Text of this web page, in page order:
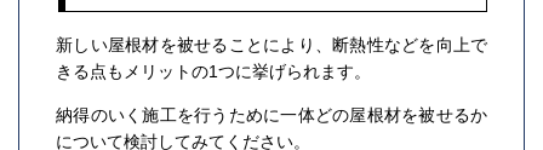
新しい屋根材を被せることにより、断熱性などを向上で
きる点もメリットの1つに挙げられます。
納得のいく施工を行うために一体どの屋根材を被せるか
について検討してみてください。